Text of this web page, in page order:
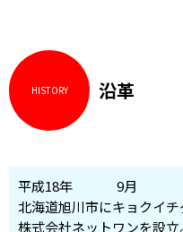
HISTORY 沿革
平成18年
9月
北海道旭川市にキョクイ
株式会社ネットワンを設立